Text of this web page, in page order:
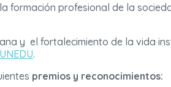
formación profesional de la
y el fortalecimiento de la vida
.
premios y reconocimientos: